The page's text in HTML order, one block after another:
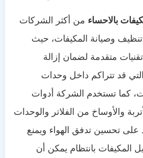
بالاحساء من أكثر الشركات
وصيانة المكيفات، حيث
متقدمة لضمان إزالة
قد تتراكم داخل وحدات
كما تستخدم الشركة أدوات
والأوساخ من الفلاتر والوحدات
على تحسين تدفق الهواء ويمنع
المكيفات بانتظام يمكن أن